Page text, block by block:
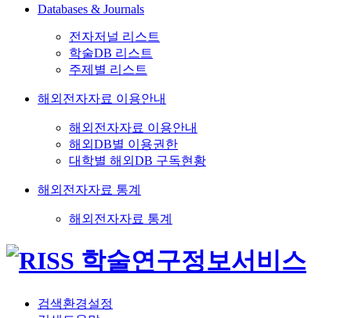
Databases & Journals
전자저널 리스트
학술DB 리스트
주제별 리스트
해외전자자료 이용안내
해외전자자료 이용안내
해외DB별 이용권한
대학별 해외DB 구독현황
해외전자자료 통계
해외전자자료 통계
검색환경설정